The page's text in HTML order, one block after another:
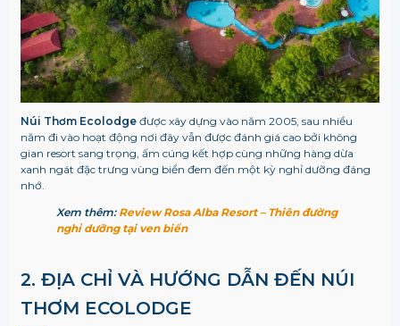
Núi Thơm Ecolodgeđược xây dựng vào năm 2005, sau nhiều
năm đi vào hoạt động nơi đây vẫn được đánh giá cao bởi không
gian resort sang trọng, ấm cúng kết hợp cùng những hàng dừa
xanh ngát đặc trưng vùng biển đem đến một kỳ nghỉ dưỡng đáng
nhớ.
Xem thêm:Review Rosa Alba Resort – Thiên đường
nghỉ dưỡng tại ven biển
2. ĐỊA CHỈ VÀ HƯỚNG DẪN ĐẾN NÚI
THƠM ECOLODGE